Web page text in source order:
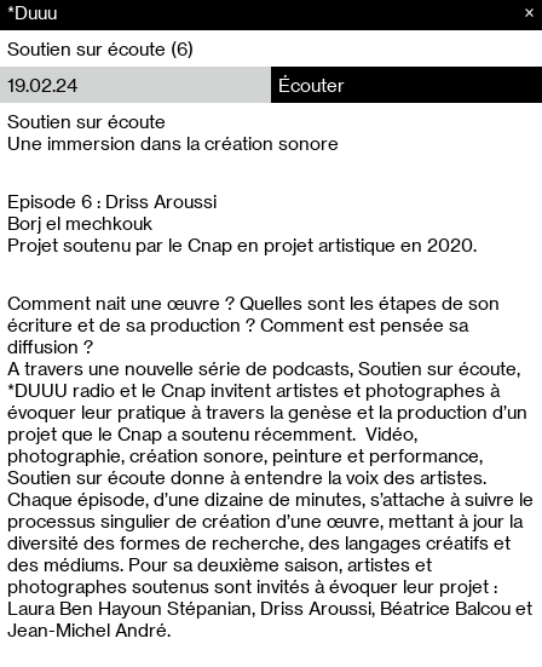
*Duuu
Soutien sur écoute (6)
19.02.24
Écouter
Soutien sur écoute
Une immersion dans la création sonore
Episode 6 : Driss Aroussi
Borj el mechkouk
Projet soutenu par le Cnap en projet artistique en 2020.
Comment nait une œuvre ? Quelles sont les étapes de son
écriture et de sa production ? Comment est pensée sa
diffusion ?
A travers une nouvelle série de podcasts, Soutien sur écoute,
*DUUU radio et le Cnap invitent artistes et photographes à
évoquer leur pratique à travers la genèse et la production d’un
projet que le Cnap a soutenu récemment. Vidéo,
photographie, création sonore, peinture et performance,
Soutien sur écoute donne à entendre la voix des artistes.
Chaque épisode, d’une dizaine de minutes, s’attache à suivre le
processus singulier de création d’une œuvre, mettant à jour la
diversité des formes de recherche, des langages créatifs et
des médiums. Pour sa deuxième saison, artistes et
photographes soutenus sont invités à évoquer leur projet :
Laura Ben Hayoun Stépanian, Driss Aroussi, Béatrice Balcou et
Jean-Michel André.